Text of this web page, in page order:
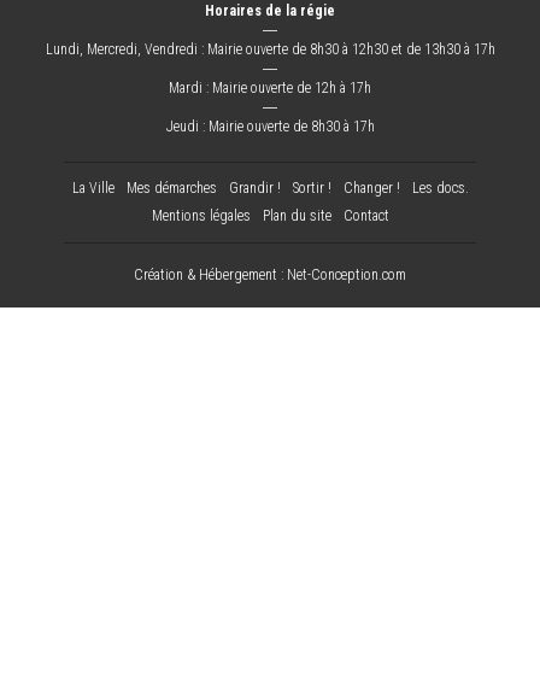
Horaires de la régie
―
Lundi, Mercredi, Vendredi : Mairie ouverte de 8h30 à 12h30 et de 13h30 à 17h
―
Mardi : Mairie ouverte de 12h à 17h
―
Jeudi : Mairie ouverte de 8h30 à 17h
La Ville Mes démarches Grandir ! Sortir ! Changer !
Les docs.
Mentions légales
Plan du site Contact
Création & Hébergement : Net-Conception.com